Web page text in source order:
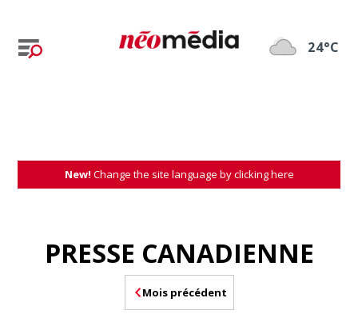
24°C
New! Change the site language by clicking here
PRESSE CANADIENNE
Mois précédent